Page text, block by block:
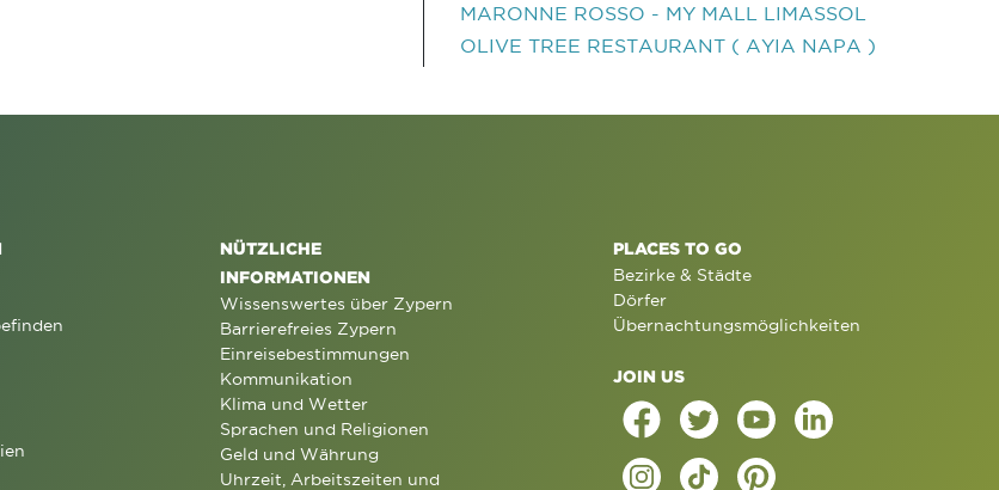
MARONNE ROSSO - MY MALL LIMASSOL
OLIVE TREE RESTAURANT ( AYIA NAPA )
NÜTZLICHE
INFORMATIONEN
Wissenswertes über Zypern
Barrierefreies Zypern
Einreisebestimmungen
Kommunikation
Klima und Wetter
Sprachen und Religionen
Geld und Währung
Uhrzeit, Arbeitszeiten und
PLACES TO GO
Bezirke & Städte
Dörfer
Übernachtungsmöglichkeiten
JOIN US